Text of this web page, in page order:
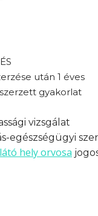
után 1 éves
gyakorlat
vizsgálat
egészségügyi
hely orvosa